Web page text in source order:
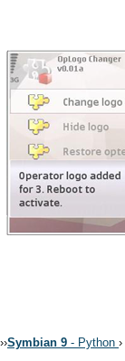
››Symbian 9 - Python ›